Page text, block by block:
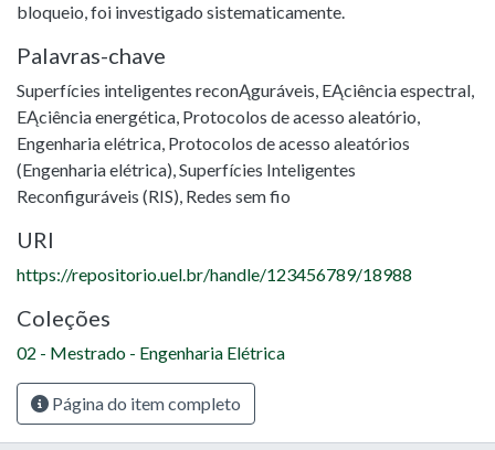
bloqueio, foi investigado sistematicamente.
Palavras-chave
Superfícies inteligentes reconĄguráveis, EĄciência espectral,
EĄciência energética, Protocolos de acesso aleatório,
Engenharia elétrica, Protocolos de acesso aleatórios
(Engenharia elétrica),Superfícies Inteligentes
Reconfiguráveis (RIS), Redes sem fio
URI
https://repositorio.uel.br/handle/123456789/18988
Coleções
02 - Mestrado - Engenharia Elétrica
Página do item completo